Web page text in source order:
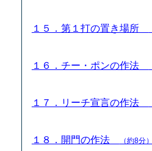
１５．第１打の置き場所
１６．チー・ポンの作法
１７．リーチ宣言の作法
１８．開門の作法 （約8分）